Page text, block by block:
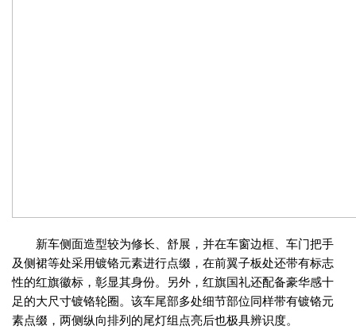
新车侧面造型较为修长、舒展，并在车窗边框、车门把手
及侧裙等处采用镀铬元素进行点缀，在前翼子板处还带有标志
性的红旗徽标，彰显其身份。另外，红旗国礼还配备豪华感十
足的大尺寸镀铬轮圈。该车尾部多处细节部位同样带有镀铬元
素点缀，两侧纵向排列的尾灯组点亮后也极具辨识度。